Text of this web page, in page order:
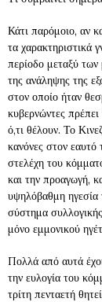
Κάτι παρόμοιο, αν
τα χαρακτηριστικά
περίοδο μεταξύ
της ανάληψης της
στον οποίο ήταν
κυβερνώντες
ό,τι θέλουν. Το
κανόνες στον εαυτό
στελέχη του
και την προαγωγή,
υψηλόβαθμη ηγεσία
σύστημα
μόνο εμμονικού
Πολλά από αυτά
την ευλογία του
τρίτη πενταετή